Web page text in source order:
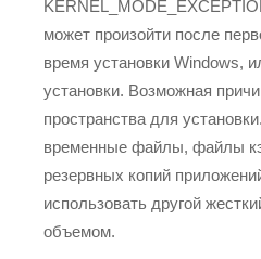
может произойти после
время установки Windows,
установки. Возможная
пространства для
временные файлы, файлы
резервных копий
использовать другой
объемом.